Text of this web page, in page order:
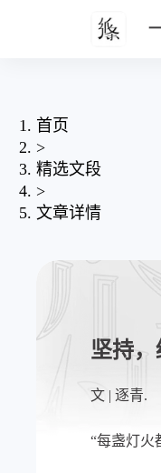
首页
>
精选文段
>
文章详情
坚持
文 | 逐青.
“每盏灯火